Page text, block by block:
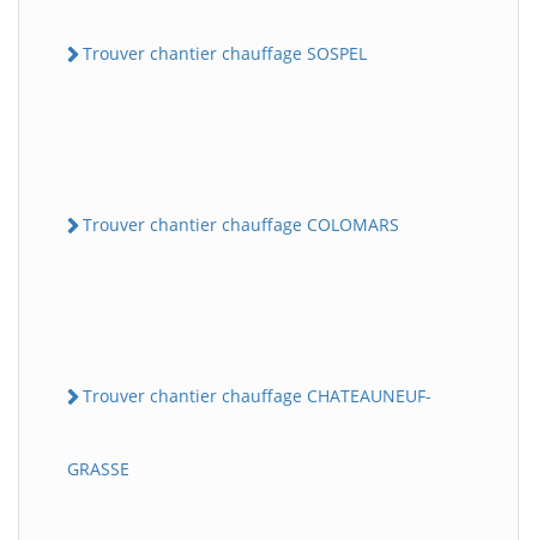
Trouver chantier chauffage SOSPEL
Trouver chantier chauffage COLOMARS
Trouver chantier chauffage CHATEAUNEUF-
GRASSE